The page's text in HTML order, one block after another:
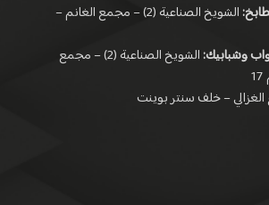
الشويخ الصناعية (2) – مجمع الغانم –
وشبابيك:
الشويخ الصناعية (2) – مجمع
الغزالي – خلف سنتر بوينت